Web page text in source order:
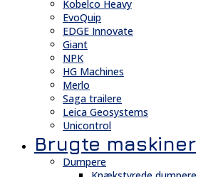
Kobelco Heavy
EvoQuip
EDGE Innovate
Giant
NPK
HG Machines
Merlo
Saga trailere
Leica Geosystems
Unicontrol
Brugte maskiner
Dumpere